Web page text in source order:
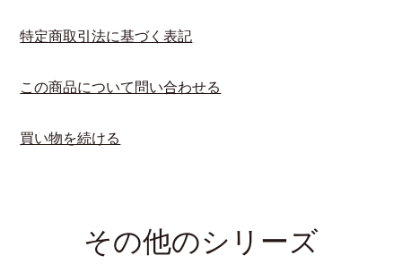
特定商取引法に基づく表記
この商品について問い合わせる
買い物を続ける
その他のシリーズ